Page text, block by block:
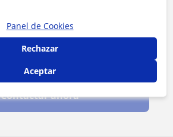
Contactar ahora
Panel de Cookies
Rechazar
Aceptar